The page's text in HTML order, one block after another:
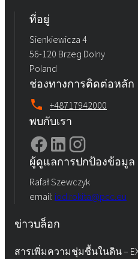
ที่อยู่
Sienkiewicza 4
56-120 Brzeg Dolny
Poland
ช่องทางการติดต่อหลัก
+48717942000
พบกับเรา
ผู้ดูแลการปกป้องข้อมูล
Rafał Szewczyk
email: iod.rokita@pcc.eu
ข่าวบล็อก
สารเพิ่มความชุ่มชื้นในดิน –